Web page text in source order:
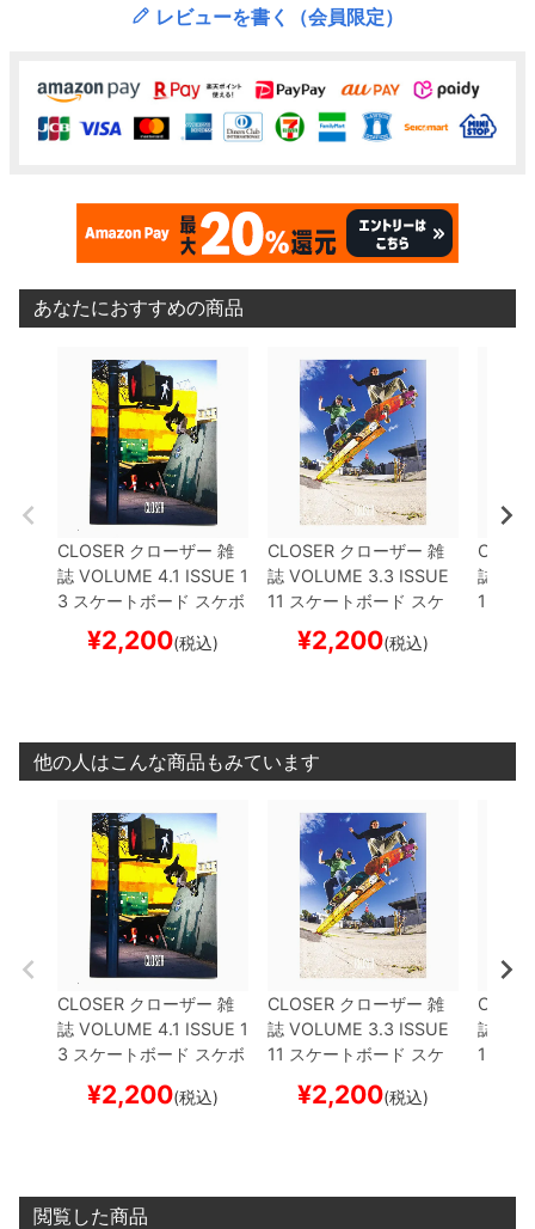
レビューを書く（会員限定）
あなたにおすすめの商品
CLOSER クローザー 雑
誌 VOLUME 4.1 ISSUE 1
3 スケートボード スケボ
¥2,200(税込)
CLOSER クローザー 雑
誌 VOLUME 3.3 ISSUE
11 スケートボード スケ
ボー
¥2,200(税込)
誌
12
他の人はこんな商品もみています
CLOSER クローザー 雑
誌 VOLUME 4.1 ISSUE 1
3 スケートボード スケボ
¥2,200(税込)
CLOSER クローザー 雑
誌 VOLUME 3.3 ISSUE
11 スケートボード スケ
¥2,200(税込)
誌
12
閲覧した商品